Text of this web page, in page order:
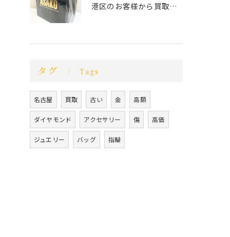
港区のお客様から買取させていただきました。
タグ Tags
名古屋 買取 古い 金 高額
ダイヤモンド アクセサリー 傷 高価
ジュエリー バッグ 指輪